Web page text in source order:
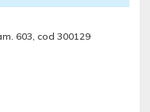
603, cod 300129